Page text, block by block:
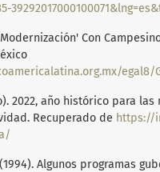
Modernización' Con
egal8/
2022, año histórico para
Recuperado de https://
(1994). Algunos programas